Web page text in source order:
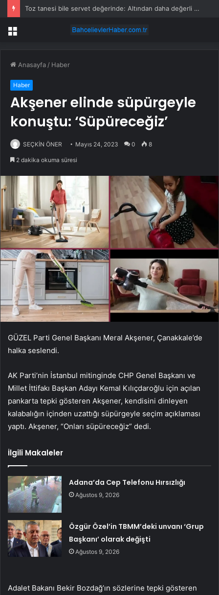
Toz tanesi bile servet değerinde: Altından daha değerli mineral keşfedildi
Menü
Anasayfa / Haber
Haber
Akşener elinde süpürgeyle
konuştu: ‘Süpüreceğiz’
SEÇKİN ÖNER Mayıs 24, 2023 0 8
2 dakika okuma süresi
GÜZEL Parti Genel Başkanı Meral Akşener, Çanakkale’de
halka seslendi.
AK Parti’nin İstanbul mitinginde CHP Genel Başkanı ve
Millet İttifakı Başkan Adayı Kemal Kılıçdaroğlu için açılan
pankarta tepki gösteren Akşener, kendisini dinleyen
kalabalığın içinden uzattığı süpürgeyle seçim açıklaması
yaptı. Akşener, “Onları süpüreceğiz” dedi.
İlgili Makaleler
Adana’da Cep Telefonu Hırsızlığı
Ağustos 9, 2026
Özgür Özel’in TBMM’deki unvanı ‘Grup
Başkanı’ olarak değişti
Ağustos 9, 2026
Adalet Bakanı Bekir Bozdağ’ın sözlerine tepki gösteren